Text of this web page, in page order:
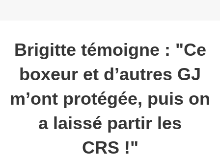
Brigitte témoigne : "Ce
boxeur et d’autres GJ
m’ont protégée, puis on
a laissé partir les
CRS !"